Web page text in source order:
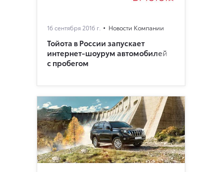
16 сентября 2016 г. Новости Компании
Тойота в России запускает
интернет-шоурум автомобилей
с пробегом